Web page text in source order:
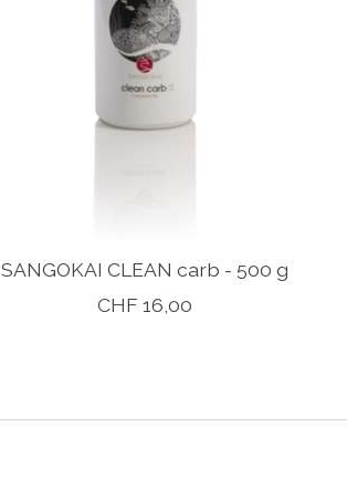
SANGOKAI CLEAN carb - 500 g
CHF 16,00